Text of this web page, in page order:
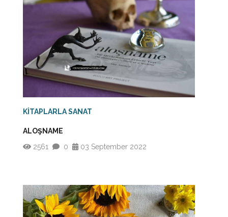
KİTAPLARLA SANAT
ALOŞNAME
2561
0 03 September 2022